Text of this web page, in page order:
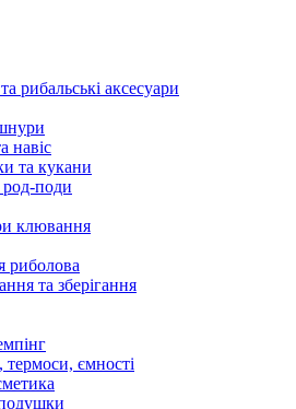
рибальські аксесуари
навіс
та кукани
род-поди
клювання
риболова
та зберігання
ємності